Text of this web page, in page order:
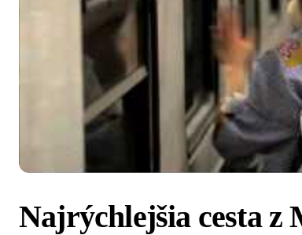
Najrýchlejšia cesta z